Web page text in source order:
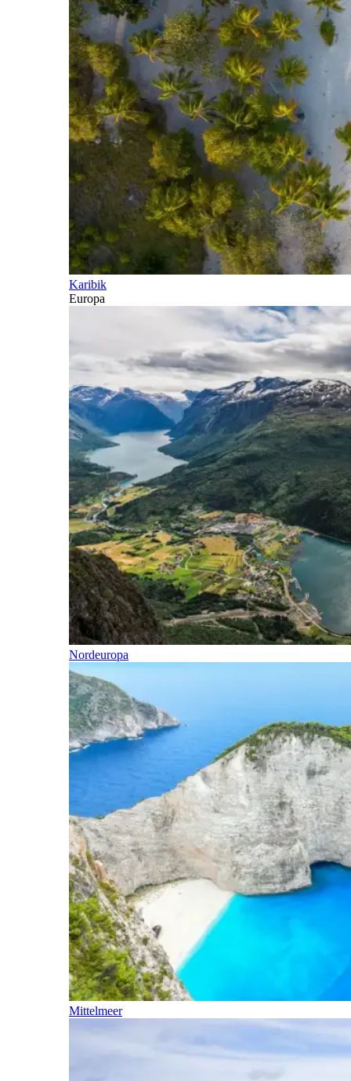
Karibik
Europa
Nordeuropa
Mittelmeer